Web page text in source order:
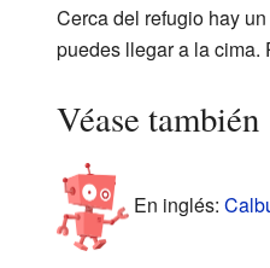
Cerca del refugio hay
puedes llegar a la cima.
Véase también
En inglés: